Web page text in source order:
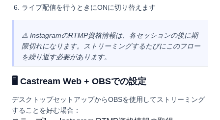
ライブ配信を行うときにONに切り替えます
⚠️ InstagramのRTMP資格情報は、各セッションの後に期
限切れになります。ストリーミングするたびにこのフロー
を繰り返す必要があります。
🖥️ Castream Web + OBSでの設定
デスクトップセットアップからOBSを使用してストリーミング
することを好む場合：